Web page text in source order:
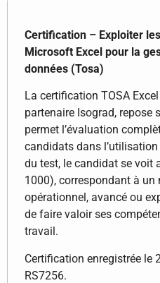
Certification – Exploiter
Microsoft Excel pour la
données (Tosa)
La certification TOSA
partenaire Isograd, repose
permet l’évaluation
candidats dans
du test, le candidat se voit
1000), correspondant à un
opérationnel, avancé ou
de faire valoir ses
travail.
Certification enregistrée le
RS7256.